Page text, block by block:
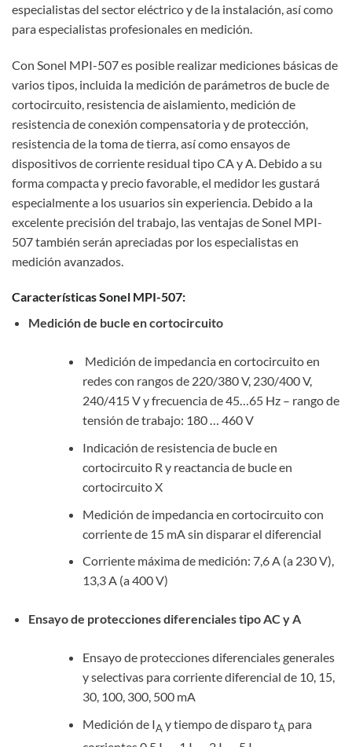
especialistas del sector eléctrico y de la instalación, así como
para especialistas profesionales en medición.
Con Sonel MPI-507 es posible realizar mediciones básicas de
varios tipos, incluida la medición de parámetros de bucle de
cortocircuito, resistencia de aislamiento, medición de
resistencia de conexión compensatoria y de protección,
resistencia de la toma de tierra, así como ensayos de
dispositivos de corriente residual tipo CA y A. Debido a su
forma compacta y precio favorable, el medidor les gustará
especialmente a los usuarios sin experiencia. Debido a la
excelente precisión del trabajo, las ventajas de Sonel MPI-
507 también serán apreciadas por los especialistas en
medición avanzados.
Características Sonel MPI-507:
Medición de bucle en cortocircuito
Medición de impedancia en cortocircuito en
redes con rangos de 220/380 V, 230/400 V,
240/415 V y frecuencia de 45…65 Hz – rango de
tensión de trabajo: 180 … 460 V
Indicación de resistencia de bucle en
cortocircuito R y reactancia de bucle en
cortocircuito X
Medición de impedancia en cortocircuito con
corriente de 15 mA sin disparar el diferencial
Corriente máxima de medición: 7,6 A (a 230 V),
13,3 A (a 400 V)
Ensayo de protecciones diferenciales tipo AC y A
Ensayo de protecciones diferenciales generales
y selectivas para corriente diferencial de 10, 15,
30, 100, 300, 500 mA
Medición de IA y tiempo de disparo tA para